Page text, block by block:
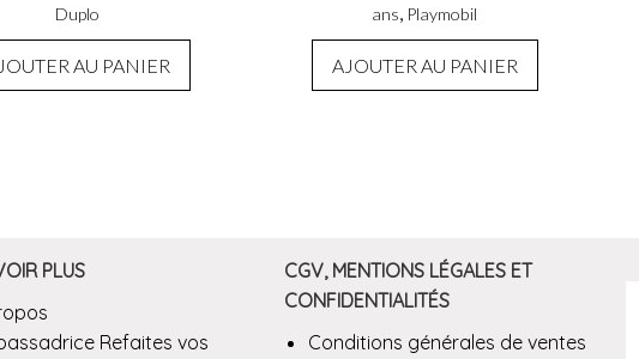
Duplo
AU PANIER
ans, Playmobil
AJOUTER AU PANIER
PLUS
Refaites vos
CGV, MENTIONS LÉGALES ET
CONFIDENTIALITÉS
Conditions générales de ventes